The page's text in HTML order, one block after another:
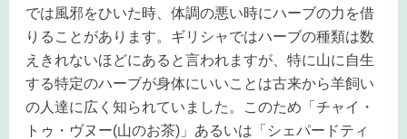
では風邪をひいた時、体調の悪い時にハーブの力を借
りることがあります。ギリシャではハーブの種類は数
えきれないほどにあると言われますが、特に山に自生
する特定のハーブが身体にいいことは古来から羊飼い
の人達に広く知られていました。このため「チャイ・
トゥ・ヴヌー(山のお茶) 」あるいは「シェパードティ